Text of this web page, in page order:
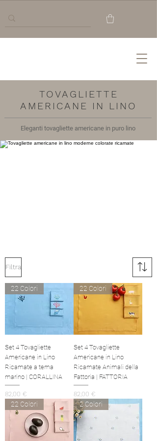
TOVAGLIETTE
AMERICANE IN LINO
Eleganti tovagliette americane in puro lino
Filtra
22 Colori
Set 4 Tovagliette
Americane in Lino
Ricamate a tema
marino | CORALLINA
Prezzo
82,00 €
22 Colori
Set 4 Tovagliette
Americane in Lino
Ricamate Animali della
Fattoria | FATTORIA
Prezzo
82,00 €
22 Colori 2 Colori